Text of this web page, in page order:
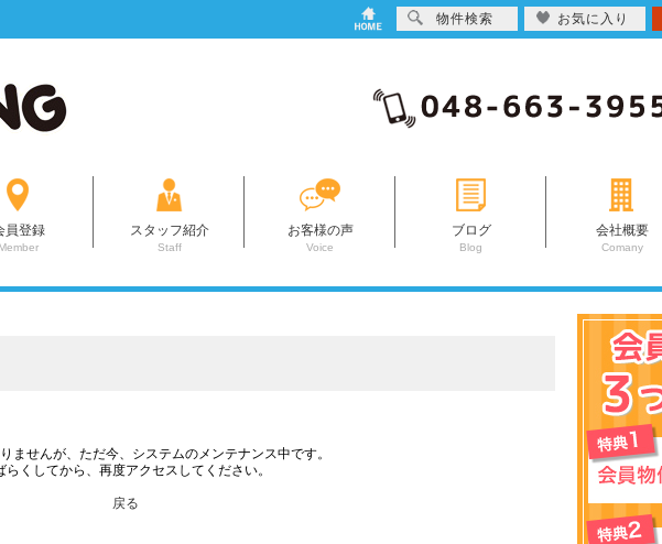
員登録 スタッフ紹介
Staff
お客様の声
Voice
ブログ
Blog
会社概要
Comany
ませんが、ただ今、システムのメンテナンス中です。
らくしてから、再度アクセスしてください。
戻る
物件検索 お気に入り